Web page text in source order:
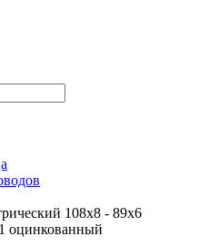
108х8 - 89х6
оцинкованный